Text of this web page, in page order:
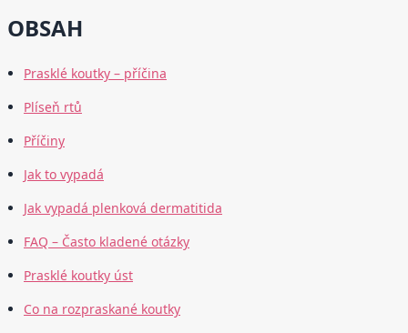
OBSAH
Prasklé koutky – příčina
Plíseň rtů
Příčiny
Jak to vypadá
Jak vypadá plenková dermatitida
FAQ – Často kladené otázky
Prasklé koutky úst
Co na rozpraskané koutky